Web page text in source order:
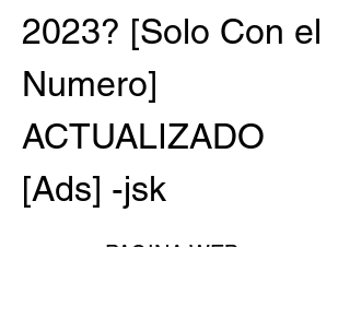
2023? [Solo Con el
Numero]
ACTUALIZADO
[Ads] -jsk
PAGINA WEB: